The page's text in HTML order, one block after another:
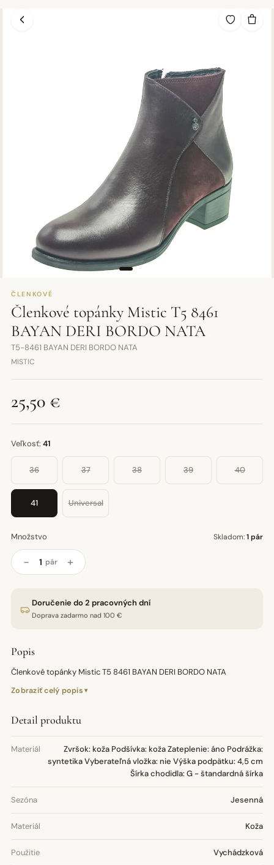
ČLENKOVÉ
Členkové topánky Mistic T5 8461
BAYAN DERI BORDO NATA
T5-8461 BAYAN DERI BORDO NATA
MISTIC
25,50 €
Veľkosť: 41
36 37 38 39 40
41 Universal
Množstvo Skladom:1 pár
− pár +
Doručenie do 2 pracovných dní
Doprava zadarmo nad 100 €
Popis
Členkové topánky Mistic T5 8461 BAYAN DERI BORDO NATA
Zobraziť celý popis
Detail produktu
Materiál
Zvršok: koža Podšívka: koža Zateplenie: áno Podrážka:
syntetika Vyberateľná vložka: nie Výška podpätku: 4,5 cm
Šírka chodidla: G - štandardná šírka
Sezóna Jesenná
Materiál Koža
Použitie Vychádzková